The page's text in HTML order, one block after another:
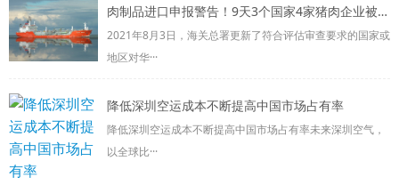
肉制品进口申报警告！9天3个国家4家猪肉企业被中国停牌！进口猪肉的情况如何？
2021年8月3日，海关总署更新了符合评估审查要求的国家或
地区对华···
降低深圳空运成本不断提高中国市场占有率
降低深圳空运成本不断提高中国市场占有率未来深圳空气，
以全球比···